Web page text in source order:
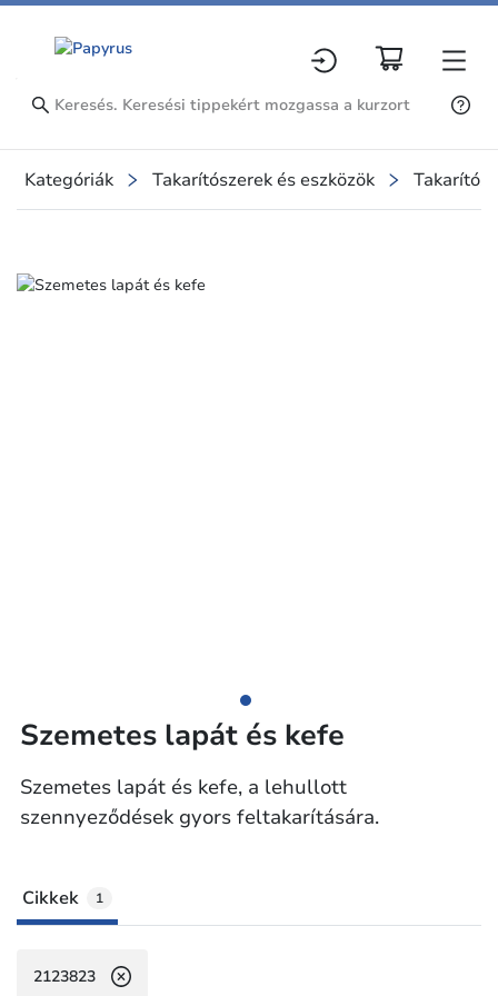
Kategóriák Takarítószerek és eszközök
Slide 1 of 1
Szemetes lapát és kefe
Szemetes lapát és kefe, a lehullott
szennyeződések gyors feltakarítására.
Cikkek 1
2123823